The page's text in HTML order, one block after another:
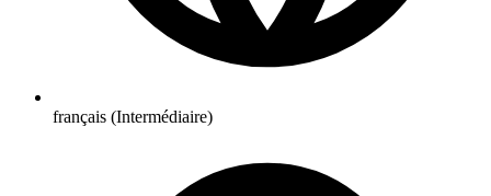
français (Intermédiaire)